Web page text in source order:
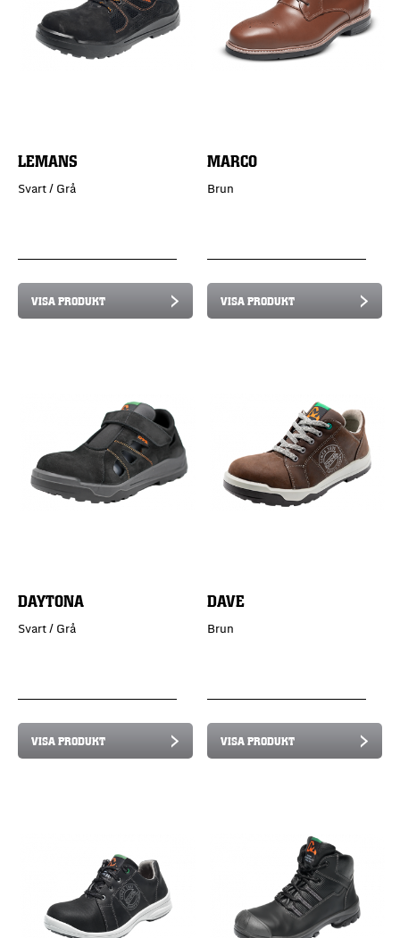
LEMANS
Svart / Grå
VISA PRODUKT
MARCO
Brun
VISA PRODUKT
DAYTONA
Svart / Grå
VISA PRODUKT
DAVE
Brun
VISA PRODUKT